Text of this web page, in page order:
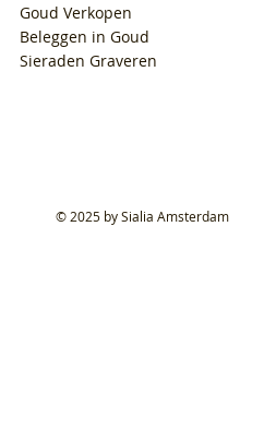
Goud Verkopen
Beleggen in Goud
Sieraden Graveren
© 2025 by Sialia Amsterdam